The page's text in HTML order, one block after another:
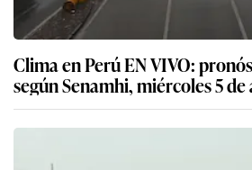
Clima en Perú EN VIVO:
según Senamhi, miércoles 5 de